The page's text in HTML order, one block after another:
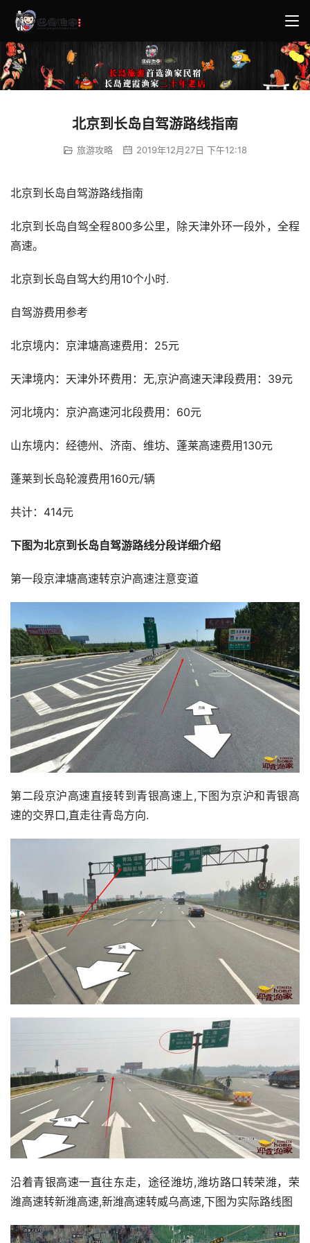
北京到长岛自驾游路线指南
旅游攻略 2019年12月27日 下午12:18
北京到长岛自驾游路线指南
北京到长岛自驾全程800多公里，除天津外环一段外，全程
高速。
北京到长岛自驾大约用10个小时.
自驾游费用参考
北京境内：京津塘高速费用：25元
天津境内：天津外环费用：无,京沪高速天津段费用：39元
河北境内：京沪高速河北段费用：60元
山东境内：经德州、济南、维坊、蓬莱高速费用130元
蓬莱到长岛轮渡费用160元/辆
共计：414元
下图为北京到长岛自驾游路线分段详细介绍
第一段京津塘高速转京沪高速注意变道
第二段京沪高速直接转到青银高速上,下图为京沪和青银高
速的交界口,直走往青岛方向.
沿着青银高速一直往东走，途径潍坊,潍坊路口转荣潍，荣
潍高速转新潍高速,新潍高速转威乌高速,下图为实际路线图